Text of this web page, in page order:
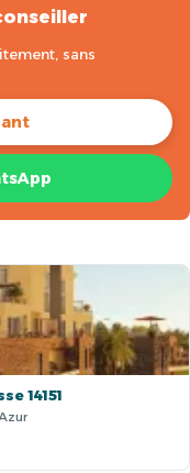
sans
14151